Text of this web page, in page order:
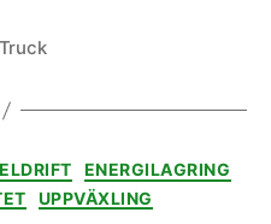
Truck
Kategorier
ELDRIFT
ENERGILAGRING
UPPVÄXLING